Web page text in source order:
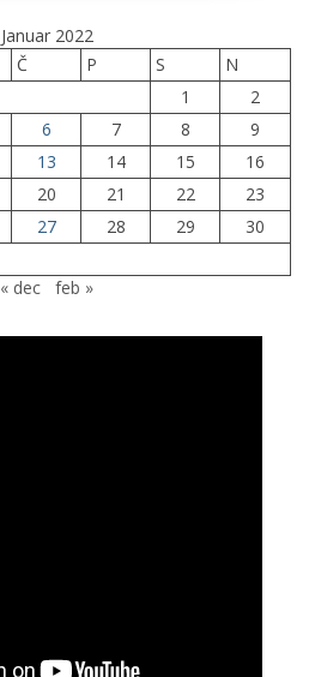
Januar 2022
Č P S
N
1
2
6 7 8
9
13 14 15
16
20 21 22
23
27 28 29
30
« dec
feb »